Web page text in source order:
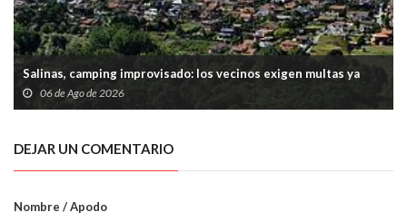
Salinas, camping improvisado: los vecinos exigen multas ya
06 de Ago de 2026
DEJAR UN COMENTARIO
Nombre / Apodo